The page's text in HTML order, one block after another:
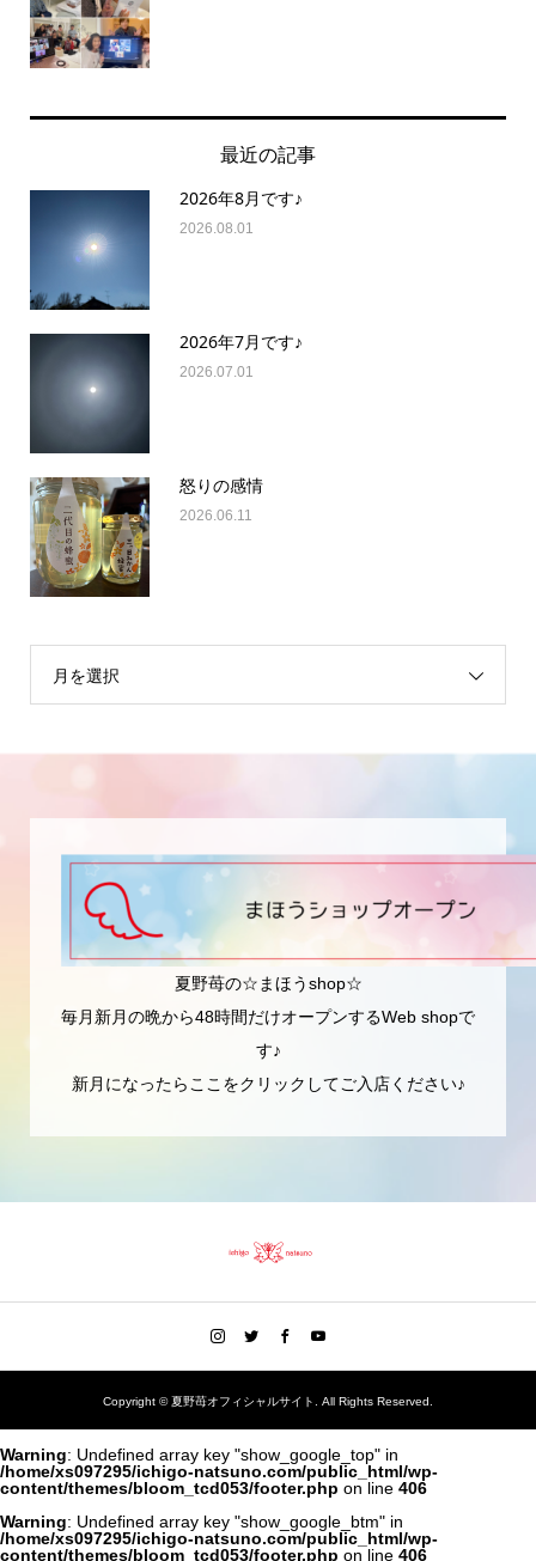
最近の記事
2026年8月です♪
2026.08.01
2026年7月です♪
2026.07.01
怒りの感情
2026.06.11
月を選択
夏野苺の☆まほうshop☆
毎月新月の晩から48時間だけオープンするWeb shopで
す♪
新月になったらここをクリックしてご入店ください♪
Copyright ©夏野苺オフィシャルサイト. All Rights Reserved.
Warning: Undefined array key "show_google_top" in
/home/xs097295/ichigo-natsuno.com/public_html/wp-
content/themes/bloom_tcd053/footer.php on line 406
Warning: Undefined array key "show_google_btm" in
/home/xs097295/ichigo-natsuno.com/public_html/wp-
content/themes/bloom_tcd053/footer.php on line 406